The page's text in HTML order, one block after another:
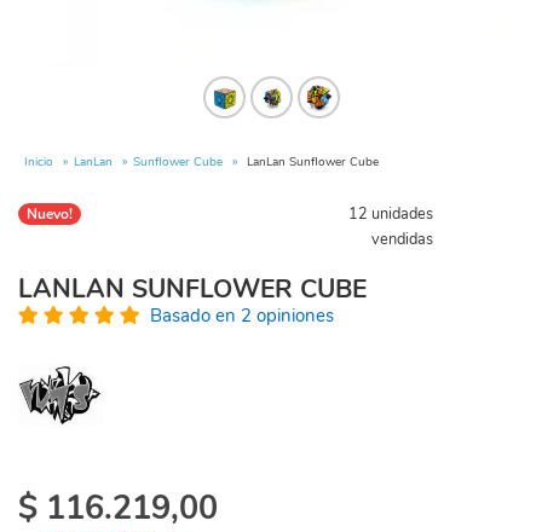
Inicio LanLan Sunflower Cube LanLan Sunflower Cube
Nuevo!
12 unidades
vendidas
LANLAN SUNFLOWER CUBE
Basado en 2 opiniones
$ 116.219,00